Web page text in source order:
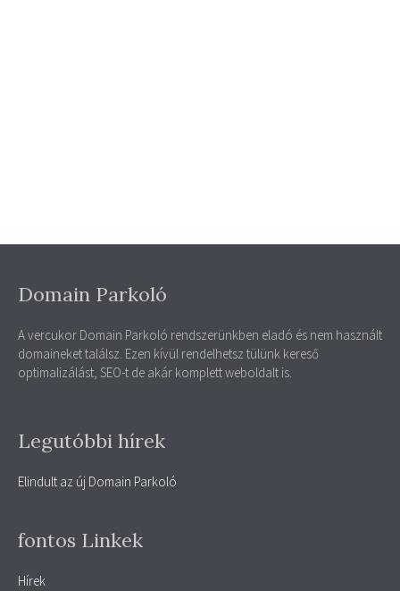
Domain Parkoló
A vercukor Domain Parkoló rendszerünkben eladó és nem használt
domaineket találsz. Ezen kívül rendelhetsz tülünk kereső
optimalizálást, SEO-t de akár komplett weboldalt is.
Legutóbbi hírek
Elindult az új Domain Parkoló
fontos Linkek
Hírek